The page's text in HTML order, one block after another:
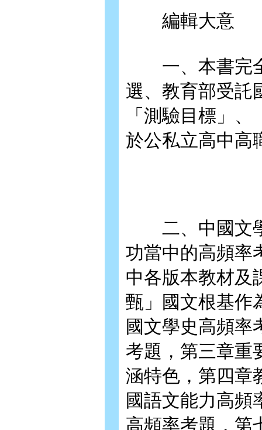
編輯大意
一、本書完全
選、教育部受託
「測驗目標」
於公私立高中高
二、中國文學
功當中的高頻率
中各版本教材及
甄」國文根基作
國文學史高頻率
考題，第三章重
涵特色，第四章
國語文能力高頻
高頻率考題，第